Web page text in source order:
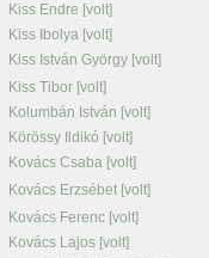
Kiss Endre [volt]
Kiss Ibolya [volt]
Kiss István György [volt]
Kiss Tibor [volt]
Kolumbán István [volt]
Körössy Ildikó [volt]
Kovács Csaba [volt]
Kovács Erzsébet [volt]
Kovács Ferenc [volt]
Kovács Lajos [volt]